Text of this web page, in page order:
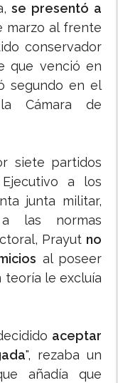
se presentó a
marzo al frente
conservador
que venció en
segundo en el
Cámara de
siete partidos
a los
junta militar,
las normas
Prayut no
al poseer
teoría le excluía
aceptar
", rezaba un
añadía que